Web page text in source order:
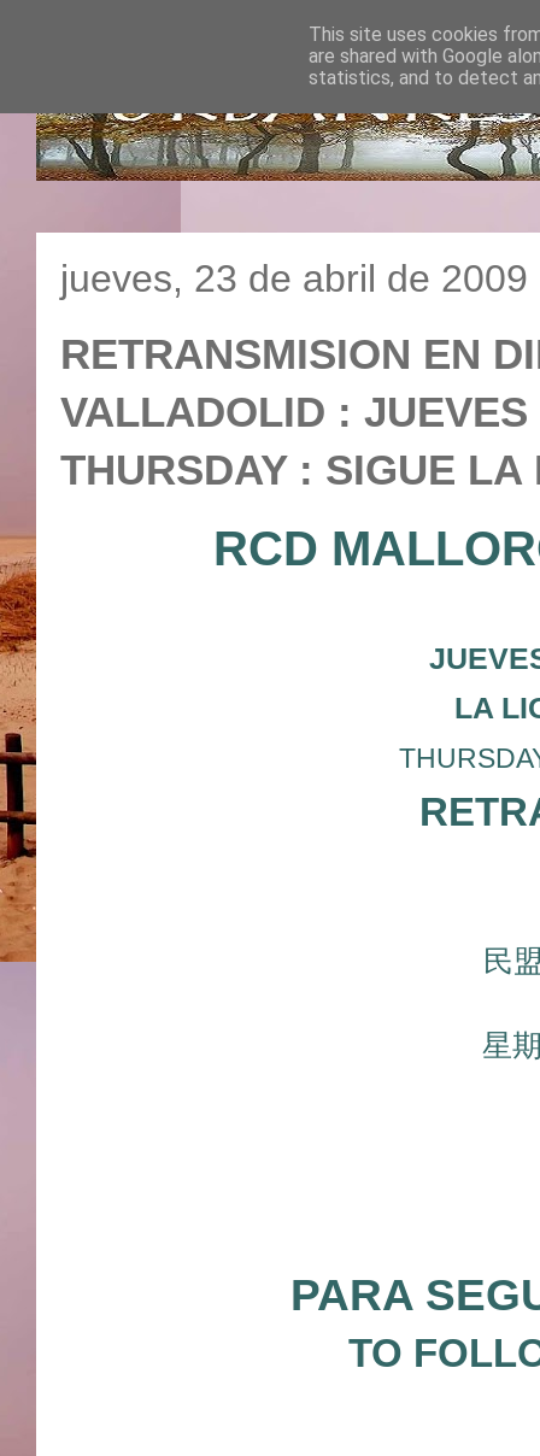
jueves, 23 de abril de 2009
RETRANSMISION EN
VALLADOLID :
THURSDAY : SIGUE
RCD
LA
民
星
PARA
TO
This site uses cookies
are shared with Google
statistics, and to detect